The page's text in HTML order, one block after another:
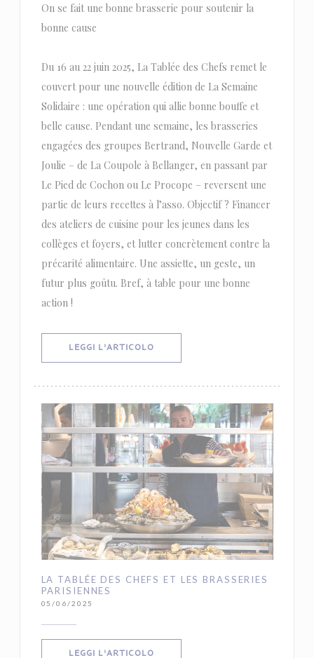
On se fait une bonne brasserie pour soutenir la
bonne cause
Du 16 au 22 juin 2025, La Tablée des Chefs remet le
couvert pour une nouvelle édition de La Semaine
Solidaire : une opération qui allie bonne bouffe et
belle cause. Pendant une semaine, les brasseries
engagées des groupes Bertrand, Nouvelle Garde et
Joulie – de La Coupole à Bellanger, en passant par
Le Pied de Cochon ou Le Procope – reversent une
partie de leurs recettes à l’asso. Objectif ? Financer
des ateliers de cuisine pour les jeunes dans les
collèges et foyers, et lutter concrètement contre la
précarité alimentaire. Une assiette, un geste, un
futur plus goûtu. Bref, à table pour une bonne
action !
LEGGI L'ARTICOLO((APRE UNA NUOVA FINESTRA))
LA TABLÉE DES CHEFS ET LES BRASSERIES
PARISIENNES
05/06/2025
LEGGI L'ARTICOLO((APRE UNA NUOVA FINESTRA))